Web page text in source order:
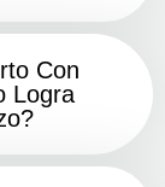
Con
Logra